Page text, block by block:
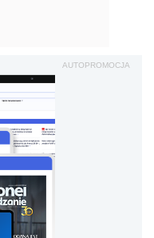
AUTOPROMOCJA